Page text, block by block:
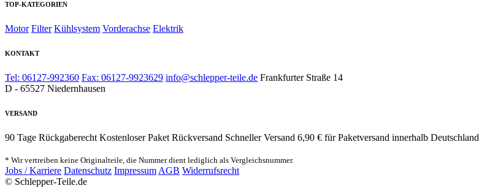
TOP-KATEGORIEN
Motor Filter Kühlsystem Vorderachse Elektrik
KONTAKT
Tel: 06127-992360 Fax: 06127-9923629 info@schlepper-teile.de Frankfurter Straße 14
D - 65527 Niedernhausen
VERSAND
90 Tage Rückgaberecht Kostenloser Paket Rückversand Schneller Versand 6,90 € für Paketversand innerhalb Deutschland
* Wir vertreiben keine Originalteile, die Nummer dient lediglich als Vergleichsnummer.
Jobs / Karriere Datenschutz Impressum AGB Widerrufsrecht
© Schlepper-Teile.de